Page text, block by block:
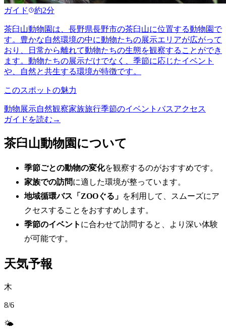
ガイド 約2分
茶臼山動物園は、長野県長野市の茶臼山に位置する動物園で
す。豊かな自然環境の中に動物たちの展示エリアが広がって
おり、日常から離れて動物たちの生態を観察することができ
ます。動物たちの展示だけでなく、季節に応じたイベント
や、自然と共生する環境が特徴です。
このスポットの魅力
動物展示自然観察家族旅行季節のイベント バスアクセス
ガイドを読む →
茶臼山動物園について
季節ごとの動物の変化を観察するのがおすすめです。
家族での訪問に適した環境が整っています。
地域循環バス「ZOOぐる」 を利用して、スムーズにア
クセスすることをおすすめします。
季節のイベント に合わせて訪問すると、より深い体験
が可能です。
天気予報
木
8/6
🌤️